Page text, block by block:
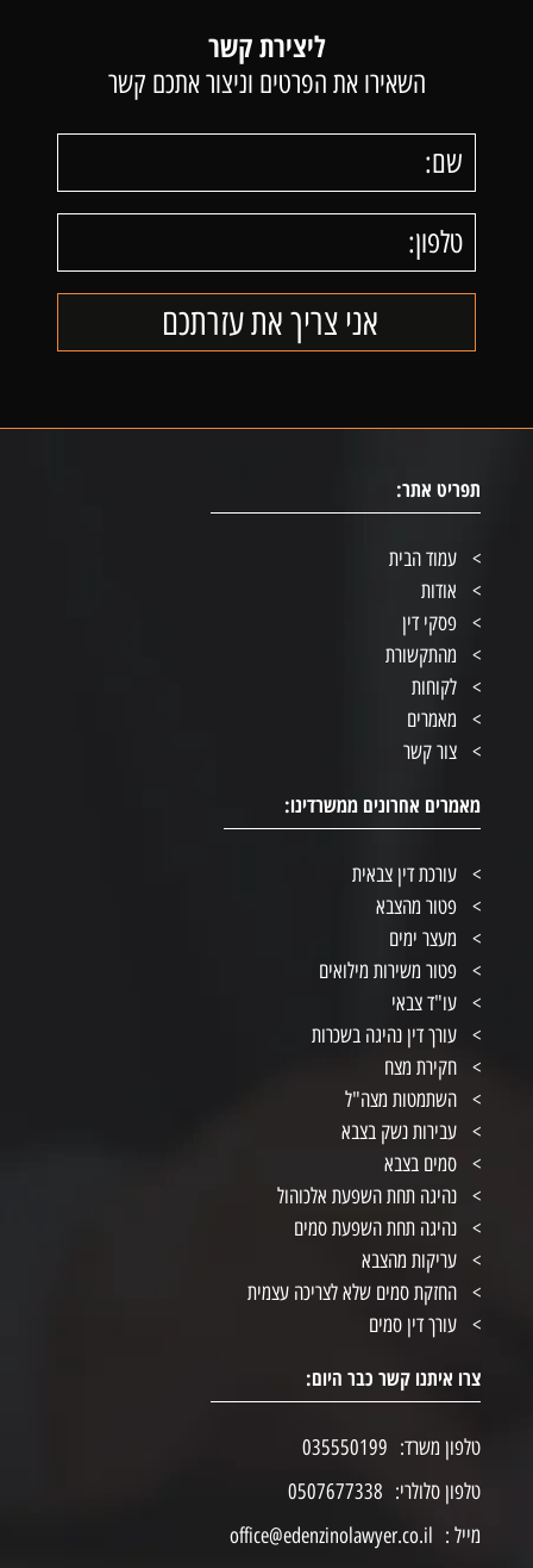
ליצירת קשר
השאירו את הפרטים וניצור אתכם קשר
תפריט אתר:
עמוד הבית
אודות
פסקי דין
מהתקשורת
לקוחות
מאמרים
צור קשר
מאמרים אחרונים ממשרדינו:
עורכת דין צבאית
פטור מהצבא
מעצר ימים
פטור משירות מילואים
עו"ד צבאי
עורך דין נהיגה בשכרות
חקירת מצח
השתמטות מצה"ל
עבירות נשק בצבא
סמים בצבא
נהיגה תחת השפעת אלכוהול
נהיגה תחת השפעת סמים
עריקות מהצבא
החזקת סמים שלא לצריכה עצמית
עורך דין סמים
צרו איתנו קשר כבר היום:
טלפון משרד: 035550199
טלפון סלולרי: 0507677338
מייל : office@edenzinolawyer.co.il